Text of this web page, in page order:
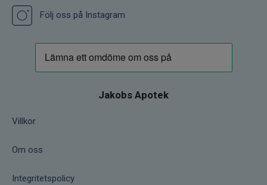
Följ oss på Instagram
Jakobs Apotek
Villkor
Om oss
Integritetspolicy